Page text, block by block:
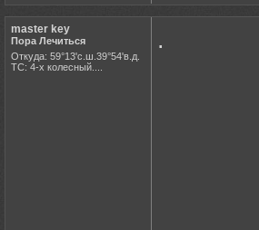
master key
Пора Лечиться
Откуда: 59°13'с.ш.39°54'в.д.
ТС: 4-х колесный....
.